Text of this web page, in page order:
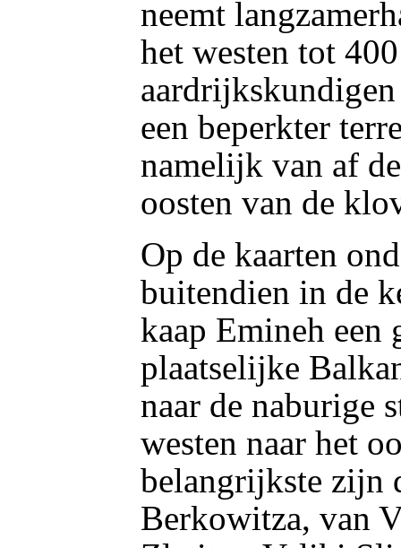
neemt
het westen tot
een beperkter
namelijk van af
oosten van de
Op de kaarten
buitendien in de
kaap Emineh een
plaatselijke
naar de naburige
westen naar het
belangrijkste zijn
Berkowitza, van